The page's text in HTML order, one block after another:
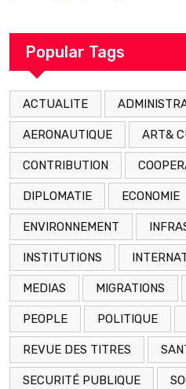
Popular Tags
ACTUALITE
AERONAUTIQUE ART&
CONTRIBUTION
DIPLOMATIE ECONOMIE
ENVIRONNEMENT
INSTITUTIONS
MEDIAS MIGRATIONS
PEOPLE POLITIQUE
REVUE DES TITRES
SECURITÉ PUBLIQUE